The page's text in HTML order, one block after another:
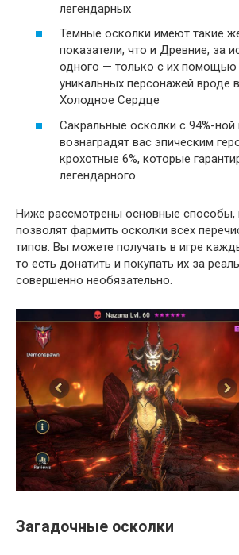
легендарных
Темные осколки имеют такие
показатели, что и Древние, за
одного — только с их помощью
уникальных персонажей вроде
Холодное Сердце
Сакральные осколки с 94%-ной
вознаградят вас эпическим
крохотные 6%, которые
легендарного
Ниже рассмотрены основные способы,
позволят фармить осколки всех
типов. Вы можете получать в игре
то есть донатить и покупать их за
совершенно необязательно.
Загадочные осколки